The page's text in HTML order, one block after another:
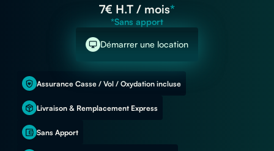
7€ H.T / mois*
*Sans apport
Assurance Casse / Vol / Oxydation incluse
Livraison & Remplacement Express
Sans Apport
Démarrer une location